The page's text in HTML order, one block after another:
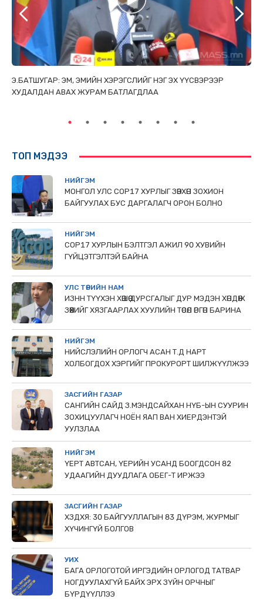
Э.БАТШУГАР: ЭМ, ЭМИЙН ХЭРЭГСЛИЙГ НЭГ ЭХ ҮҮСВЭРЭЭР
ХУДАЛДАН АВАХ ЖУРАМ БАТЛАГДЛАА
ТОП МЭДЭЭ
НИЙГЭМ
МОНГОЛ УЛС СОР17 ХУРЛЫГ ЗӨВХӨН ЗОХИОН
БАЙГУУЛАХ БУС ДАРГАЛАГЧ ОРОН БОЛНО
НИЙГЭМ
COP17 ХУРЛЫН БЭЛТГЭЛ АЖИЛ 90 ХУВИЙН
ГҮЙЦЭТГЭЛТЭЙ БАЙНА
УЛС ТӨРИЙН НАМ
ИЗНН ТҮҮХЭН ХӨШӨӨ ДУРСГАЛЫГ ДУР МЭДЭН ХӨНДӨЖ
ЗӨӨХИЙГ ХЯЗГААРЛАХ ХУУЛИЙН ТӨСӨЛ ӨРГӨН БАРИНА
НИЙГЭМ
НИЙСЛЭЛИЙН ОРЛОГЧ АСАН Т.Д НАРТ
ХОЛБОГДОХ ХЭРГИЙГ ПРОКУРОРТ ШИЛЖҮҮЛЖЭЭ
ЗАСГИЙН ГАЗАР
САНГИЙН САЙД З.МЭНДСАЙХАН НҮБ-ЫН СУУРИН
ЗОХИЦУУЛАГЧ НОЁН ЯАП ВАН ХИЕРДЭНТЭЙ
УУЛЗЛАА
НИЙГЭМ
ҮЕРТ АВТСАН, ҮЕРИЙН УСАНД БООГДСОН 82
УДААГИЙН ДУУДЛАГА ОБЕГ-Т ИРЖЭЭ
ЗАСГИЙН ГАЗАР
ХЗДХЯ: 30 БАЙГУУЛЛАГЫН 83 ДҮРЭМ, ЖУРМЫГ
ХҮЧИНГҮЙ БОЛГОВ
УИХ
БАГА ОРЛОГОТОЙ ИРГЭДИЙН ОРЛОГОД ТАТВАР
НОГДУУЛАХГҮЙ БАЙХ ЭРХ ЗҮЙН ОРЧНЫГ
БҮРДҮҮЛЛЭЭ